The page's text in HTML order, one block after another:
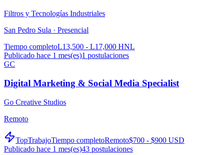
Filtros y Tecnologías Industriales
San Pedro Sula · Presencial
Tiempo completoL13,500 - L17,000 HNL
Publicado hace 1 mes(es)1 postulaciones
GC
Digital Marketing & Social Media Specialist
Go Creative Studios
Remoto
TopTrabajoTiempo completoRemoto$700 - $900 USD
Publicado hace 1 mes(es)43 postulaciones